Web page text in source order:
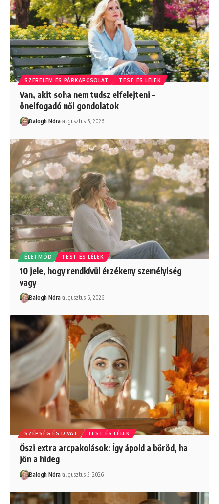
SZERELEM ÉS PÁRKAPCSOLAT TEST ÉS LÉLEK
Van, akit soha nem tudsz elfelejteni –
önelfogadó női gondolatok
Balogh Nóra augusztus 6, 2026
ÉLETMÓD TEST ÉS LÉLEK
10 jele, hogy rendkívül érzékeny személyiség
vagy
Balogh Nóra augusztus 6, 2026
SZÉPSÉG ÉS DIVAT TEST ÉS LÉLEK
Őszi extra arcpakolások: Így ápold a bőröd, ha
jön a hideg
Balogh Nóra augusztus 5, 2026